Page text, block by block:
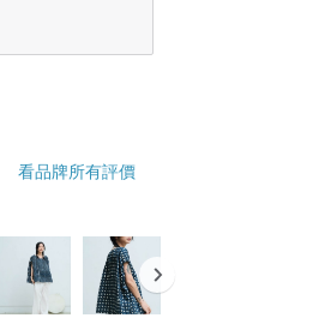
看品牌所有評價